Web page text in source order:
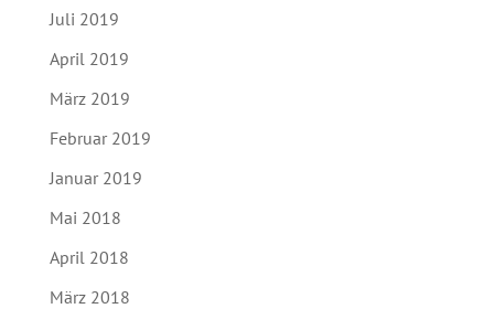
Juli 2019
April 2019
März 2019
Februar 2019
Januar 2019
Mai 2018
April 2018
März 2018